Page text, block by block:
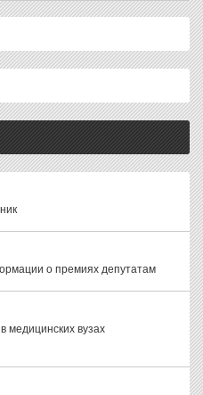
о премиях депутатам
медицинских вузах